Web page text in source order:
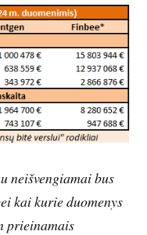
neišvengiamai bus
kai kurie duomenys
prieinamais